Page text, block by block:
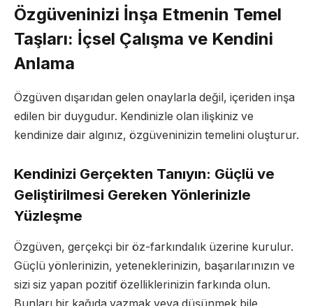
Özgüveninizi İnşa Etmenin Temel
Taşları: İçsel Çalışma ve Kendini
Anlama
Özgüven dışarıdan gelen onaylarla değil, içeriden inşa
edilen bir duygudur. Kendinizle olan ilişkiniz ve
kendinize dair algınız, özgüveninizin temelini oluşturur.
Kendinizi Gerçekten Tanıyın: Güçlü ve
Geliştirilmesi Gereken Yönlerinizle
Yüzleşme
Özgüven, gerçekçi bir öz-farkındalık üzerine kurulur.
Güçlü yönlerinizin, yeteneklerinizin, başarılarınızın ve
sizi siz yapan pozitif özelliklerinizin farkında olun.
Bunları bir kağıda yazmak veya düşünmek bile